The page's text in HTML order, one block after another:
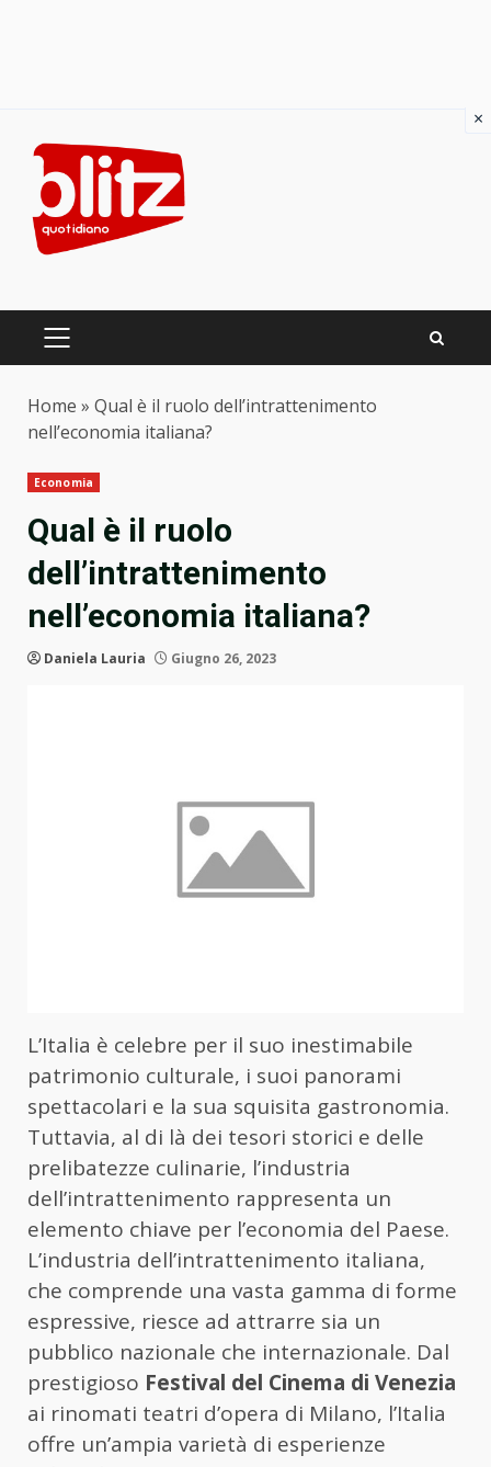
content
PRIMARY
Home » Qual è il ruolo dell’intrattenimento
nell’economia italiana?
Economia
Qual è il ruolo
dell’intrattenimento
nell’economia italiana?
Daniela Lauria Giugno 26, 2023
L’Italia è celebre per il suo inestimabile
patrimonio culturale, i suoi panorami
spettacolari e la sua squisita gastronomia.
Tuttavia, al di là dei tesori storici e delle
prelibatezze culinarie, l’industria
dell’intrattenimento rappresenta un
elemento chiave per l’economia del Paese.
L’industria dell’intrattenimento italiana,
che comprende una vasta gamma di forme
espressive, riesce ad attrarre sia un
pubblico nazionale che internazionale. Dal
prestigioso Festival del Cinema di Venezia
ai rinomati teatri d’opera di Milano, l’Italia
offre un’ampia varietà di esperienze
×